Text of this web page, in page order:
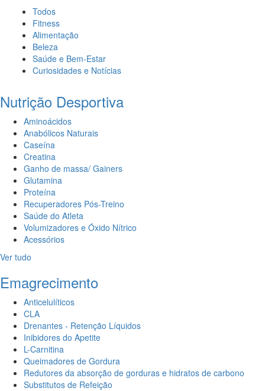
Todos
Fitness
Alimentação
Beleza
Saúde e Bem-Estar
Curiosidades e Notícias
Nutrição Desportiva
Aminoácidos
Anabólicos Naturais
Caseína
Creatina
Ganho de massa/ Gainers
Glutamina
Proteína
Recuperadores Pós-Treino
Saúde do Atleta
Volumizadores e Óxido Nítrico
Acessórios
Ver tudo
Emagrecimento
Anticelulíticos
CLA
Drenantes - Retenção Líquidos
Inibidores do Apetite
L-Carnitina
Queimadores de Gordura
Redutores da absorção de gorduras e hidratos de carbono
Substitutos de Refeição